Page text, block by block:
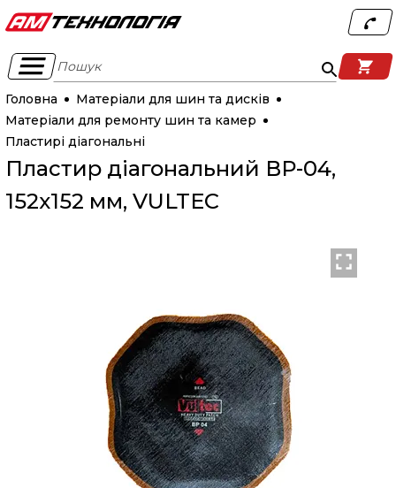
Пошук
Головна
Матеріали для шин та дисків
Матеріали для ремонту шин та камер
Пластирі діагональні
Пластир діагональний ВР-04,
152x152 мм, VULTEC